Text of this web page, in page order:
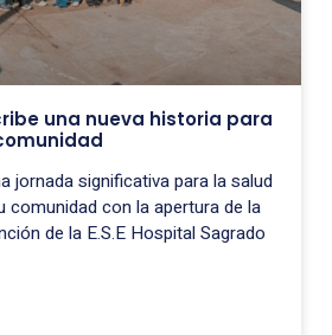
una nueva historia para
jornada significativa para la salud
comunidad con la apertura de la
de la E.S.E Hospital Sagrado